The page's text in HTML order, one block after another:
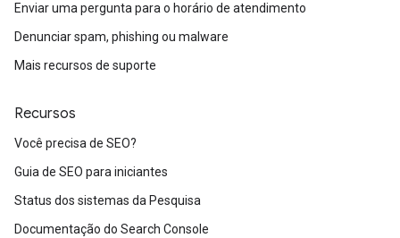
Enviar uma pergunta para o horário de atendimento
Denunciar spam, phishing ou malware
Mais recursos de suporte
Recursos
Você precisa de SEO?
Guia de SEO para iniciantes
Status dos sistemas da Pesquisa
Documentação do Search Console